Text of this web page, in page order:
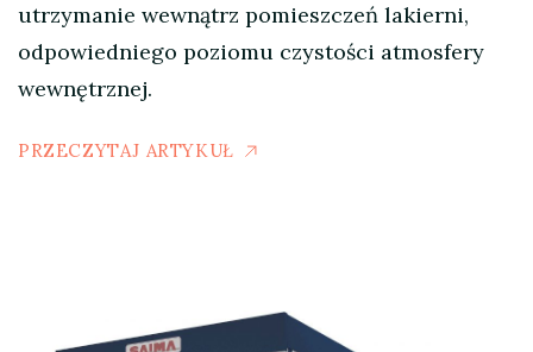
utrzymanie wewnątrz pomieszczeń lakierni,
odpowiedniego poziomu czystości atmosfery
wewnętrznej.
PRZECZYTAJ ARTYKUŁ